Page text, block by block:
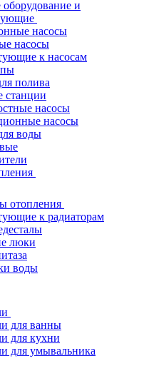
и
насосы
насосы
к насосам
полива
станции
насосы
насосы
воды
отопления
к радиаторам
люки
воды
для ванны
для кухни
для умывальника